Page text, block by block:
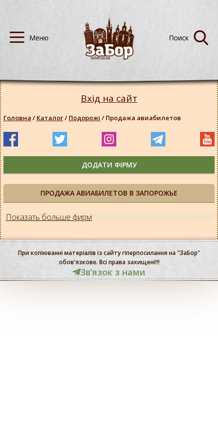
ПРОДАЖА АВИАБИЛЕТОВ В ЗАПОРОЖЬЕ
Показать больше фирм
Вхід на сайт
Головна / Каталог/ Подорожі / Продажа авиабилетов
ДОДАТИ ФІРМУ
При копіюванні матеріалів із сайту гіперпосилання на "ЗаБор"
обов'язкове. Всі права захищені!!!
Звʼязок з нами